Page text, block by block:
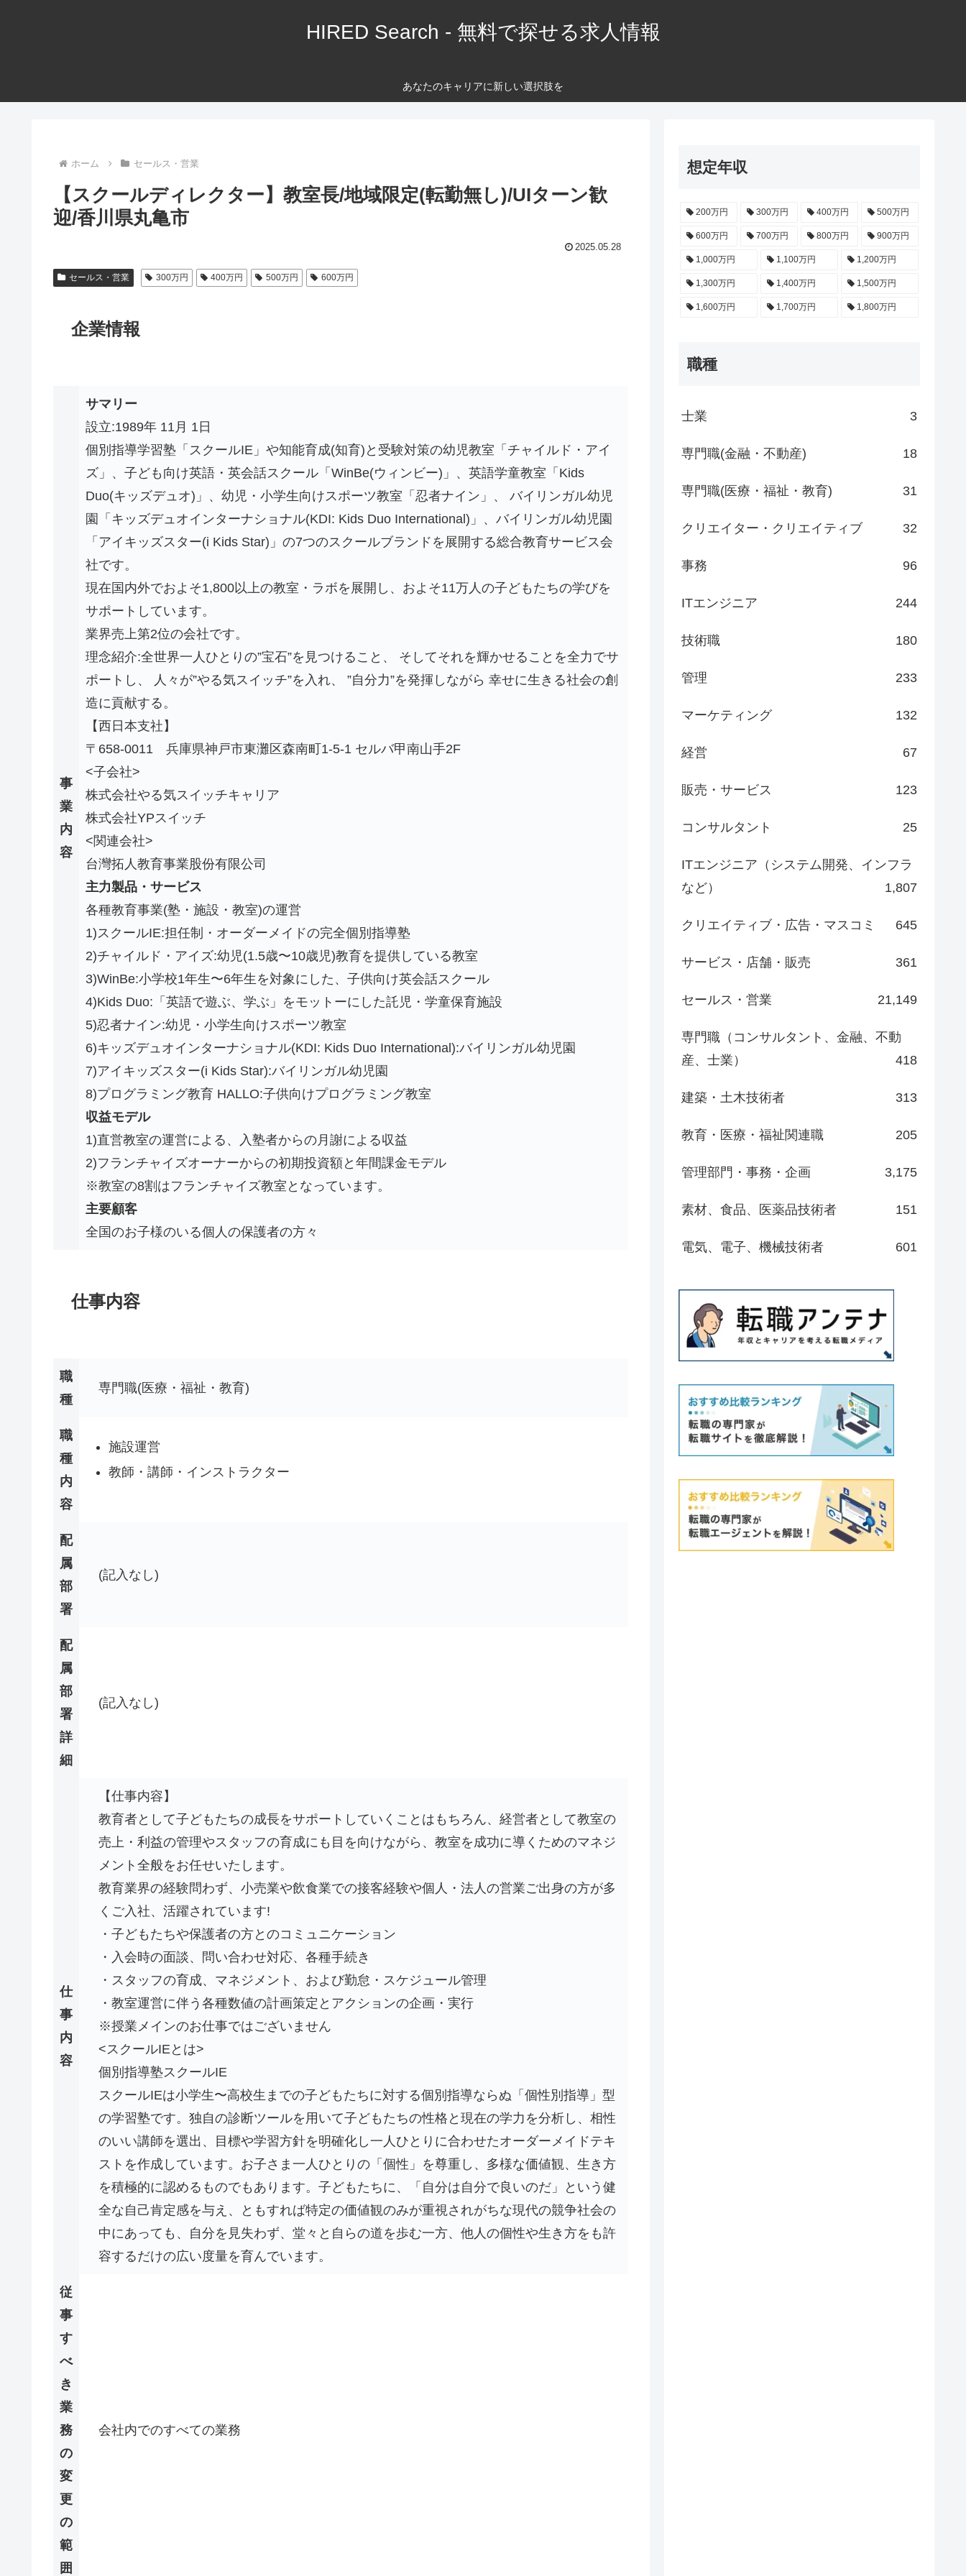
HIRED Search - 無料で探せる求人情報
あなたのキャリアに新しい選択肢を
ホーム セールス・営業
【スクールディレクター】教室長/地域限定(転勤無し)/UIターン歓
迎/香川県丸亀市
2025.05.28
セールス・営業 300万円 400万円 500万円 600万円
企業情報
事
業
内
容
サマリー
設立:1989年 11月 1日
個別指導学習塾「スクールIE」や知能育成(知育)と受験対策の幼児教室「チャイルド・アイ
ズ」、子ども向け英語・英会話スクール「WinBe(ウィンビー)」、英語学童教室「Kids
Duo(キッズデュオ)」、幼児・小学生向けスポーツ教室「忍者ナイン」、 バイリンガル幼児
園「キッズデュオインターナショナル(KDI: Kids Duo International)」、バイリンガル幼児園
「アイキッズスター(i Kids Star)」の7つのスクールブランドを展開する総合教育サービス会
社です。
現在国内外でおよそ1,800以上の教室・ラボを展開し、およそ11万人の子どもたちの学びを
サポートしています。
業界売上第2位の会社です。
理念紹介:全世界一人ひとりの”宝石”を見つけること、 そしてそれを輝かせることを全力でサ
ポートし、 人々が”やる気スイッチ”を入れ、 ”自分力”を発揮しながら 幸せに生きる社会の創
造に貢献する。
【西日本支社】
〒658-0011 兵庫県神戸市東灘区森南町1-5-1 セルバ甲南山手2F
<子会社>
株式会社やる気スイッチキャリア
株式会社YPスイッチ
<関連会社>
台灣拓人教育事業股份有限公司
主力製品・サービス
各種教育事業(塾・施設・教室)の運営
1)スクールIE:担任制・オーダーメイドの完全個別指導塾
2)チャイルド・アイズ:幼児(1.5歳〜10歳児)教育を提供している教室
3)WinBe:小学校1年生〜6年生を対象にした、子供向け英会話スクール
4)Kids Duo:「英語で遊ぶ、学ぶ」をモットーにした託児・学童保育施設
5)忍者ナイン:幼児・小学生向けスポーツ教室
6)キッズデュオインターナショナル(KDI: Kids Duo International):バイリンガル幼児園
7)アイキッズスター(i Kids Star):バイリンガル幼児園
8)プログラミング教育 HALLO:子供向けプログラミング教室
収益モデル
1)直営教室の運営による、入塾者からの月謝による収益
2)フランチャイズオーナーからの初期投資額と年間課金モデル
※教室の8割はフランチャイズ教室となっています。
主要顧客
全国のお子様のいる個人の保護者の方々
仕事内容
職
種
専門職(医療・福祉・教育)
職
種
内
容
施設運営
教師・講師・インストラクター
配
属
部
署
(記入なし)
配
属
部
署
詳
細
(記入なし)
仕
事
内
容
【仕事内容】
教育者として子どもたちの成長をサポートしていくことはもちろん、経営者として教室の
売上・利益の管理やスタッフの育成にも目を向けながら、教室を成功に導くためのマネジ
メント全般をお任せいたします。
教育業界の経験問わず、小売業や飲食業での接客経験や個人・法人の営業ご出身の方が多
くご入社、活躍されています!
・子どもたちや保護者の方とのコミュニケーション
・入会時の面談、問い合わせ対応、各種手続き
・スタッフの育成、マネジメント、および勤怠・スケジュール管理
・教室運営に伴う各種数値の計画策定とアクションの企画・実行
※授業メインのお仕事ではございません
<スクールIEとは>
個別指導塾スクールIE
スクールIEは小学生〜高校生までの子どもたちに対する個別指導ならぬ「個性別指導」型
の学習塾です。独自の診断ツールを用いて子どもたちの性格と現在の学力を分析し、相性
のいい講師を選出、目標や学習方針を明確化し一人ひとりに合わせたオーダーメイドテキ
ストを作成しています。お子さま一人ひとりの「個性」を尊重し、多様な価値観、生き方
を積極的に認めるものでもあります。子どもたちに、「自分は自分で良いのだ」という健
全な自己肯定感を与え、ともすれば特定の価値観のみが重視されがちな現代の競争社会の
中にあっても、自分を見失わず、堂々と自らの道を歩む一方、他人の個性や生き方をも許
容するだけの広い度量を育んでいます。
従
事
す
べ
き
業
務
の
変
更
の
範
囲
会社内でのすべての業務
想定年収
200万円 300万円 400万円 500万円
600万円 700万円 800万円 900万円
1,000万円 1,100万円 1,200万円
1,300万円 1,400万円 1,500万円
1,600万円 1,700万円 1,800万円
職種
士業 3
専門職(金融・不動産) 18
専門職(医療・福祉・教育) 31
クリエイター・クリエイティブ 32
事務 96
ITエンジニア 244
技術職 180
管理 233
マーケティング 132
経営 67
販売・サービス 123
コンサルタント 25
ITエンジニア（システム開発、インフラ
など）
1,807
クリエイティブ・広告・マスコミ 645
サービス・店舗・販売 361
セールス・営業 21,149
専門職（コンサルタント、金融、不動
産、士業）
418
建築・土木技術者 313
教育・医療・福祉関連職 205
管理部門・事務・企画 3,175
素材、食品、医薬品技術者 151
電気、電子、機械技術者 601